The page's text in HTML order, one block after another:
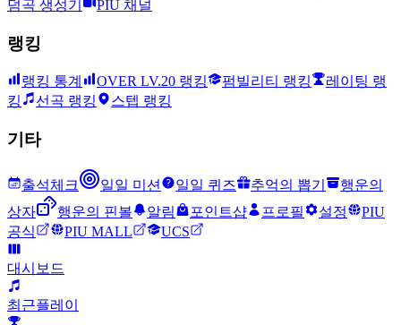
덤곡 생성기
PIU 채널
랭킹
랭킹 통계 OVER LV.20 랭킹 펌빌리티 랭킹
레이팅 랭
킹
선곡 랭킹 스텝 랭킹
기타
출석체크 일일 미션 일일 퀴즈 추억의 뽑기
행운의
상자
행운의 핀볼 알림 포인트샵 프로필 설정
PIU
공식
PIU MALL UCS
대시보드
최근플레이